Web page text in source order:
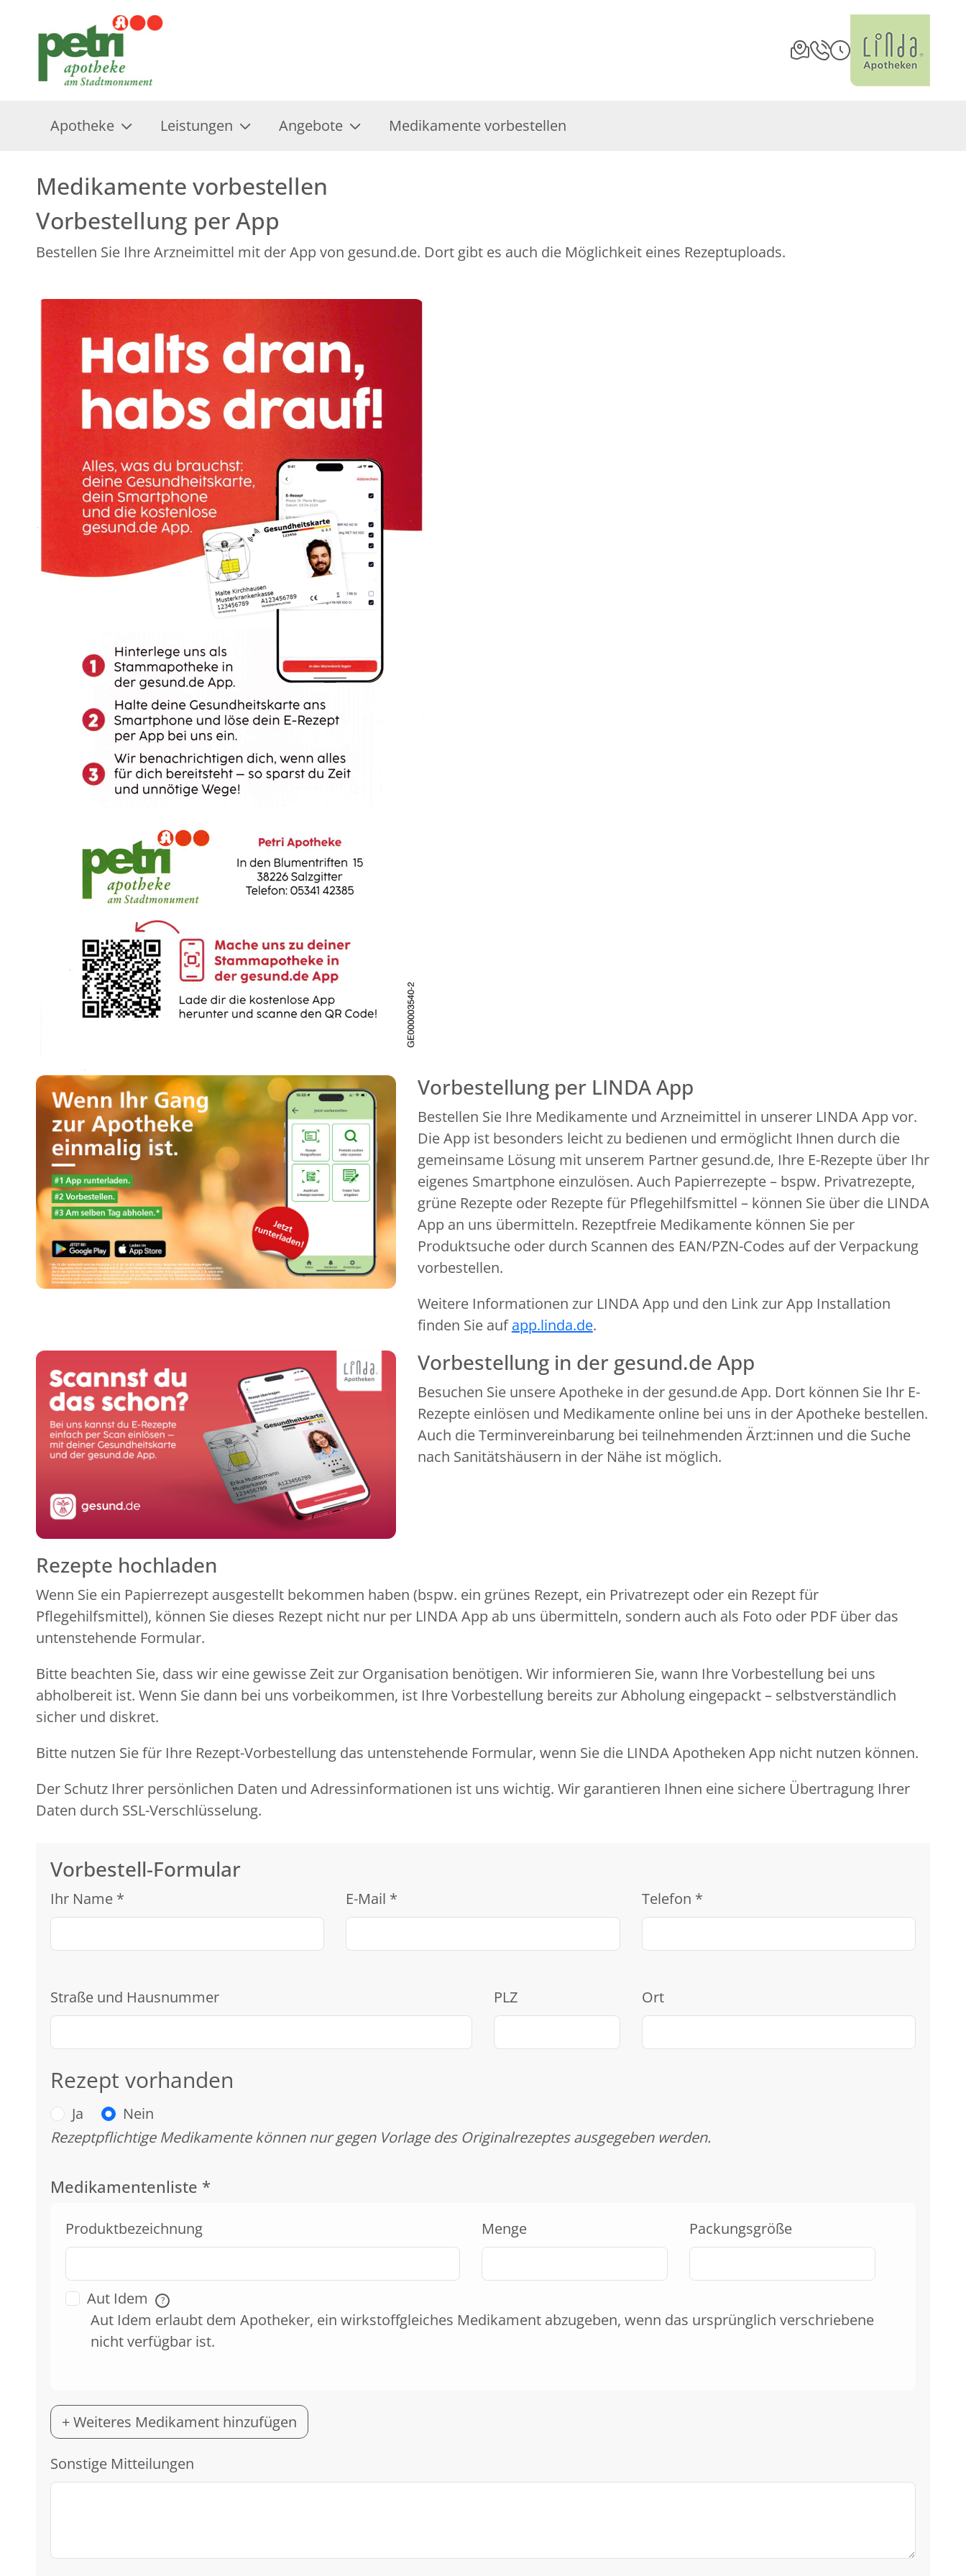
Apotheke Leistungen Angebote Medikamente vorbestellen
Medikamente vorbestellen
Vorbestellung per App
Bestellen Sie Ihre Arzneimittel mit der App von gesund.de. Dort gibt es auch die Möglichkeit eines Rezeptuploads.
Vorbestellung per LINDA App
Bestellen Sie Ihre Medikamente und Arzneimittel in unserer LINDA App vor.
Die App ist besonders leicht zu bedienen und ermöglicht Ihnen durch die
gemeinsame Lösung mit unserem Partner gesund.de, Ihre E-Rezepte über Ihr
eigenes Smartphone einzulösen. Auch Papierrezepte – bspw. Privatrezepte,
grüne Rezepte oder Rezepte für Pflegehilfsmittel – können Sie über die LINDA
App an uns übermitteln. Rezeptfreie Medikamente können Sie per
Produktsuche oder durch Scannen des EAN/PZN-Codes auf der Verpackung
vorbestellen.
Weitere Informationen zur LINDA App und den Link zur App Installation
finden Sie aufapp.linda.de.
Vorbestellung in der gesund.de App
Besuchen Sie unsere Apotheke in der gesund.de App. Dort können Sie Ihr E-
Rezepte einlösen und Medikamente online bei uns in der Apotheke bestellen.
Auch die Terminvereinbarung bei teilnehmenden Ärzt:innen und die Suche
nach Sanitätshäusern in der Nähe ist möglich.
Rezepte hochladen
Wenn Sie ein Papierrezept ausgestellt bekommen haben (bspw. ein grünes Rezept, ein Privatrezept oder ein Rezept für
Pflegehilfsmittel), können Sie dieses Rezept nicht nur per LINDA App ab uns übermitteln, sondern auch als Foto oder PDF über das
untenstehende Formular.
Bitte beachten Sie, dass wir eine gewisse Zeit zur Organisation benötigen. Wir informieren Sie, wann Ihre Vorbestellung bei uns
abholbereit ist. Wenn Sie dann bei uns vorbeikommen, ist Ihre Vorbestellung bereits zur Abholung eingepackt – selbstverständlich
sicher und diskret.
Bitte nutzen Sie für Ihre Rezept-Vorbestellung das untenstehende Formular, wenn Sie die LINDA Apotheken App nicht nutzen können.
Der Schutz Ihrer persönlichen Daten und Adressinformationen ist uns wichtig. Wir garantieren Ihnen eine sichere Übertragung Ihrer
Daten durch SSL-Verschlüsselung.
Vorbestell-Formular
Ihr Name * E-Mail * Telefon *
Straße und Hausnummer PLZ Ort
Rezept vorhanden
Ja
Nein
Rezeptpflichtige Medikamente können nur gegen Vorlage des Originalrezeptes ausgegeben werden.
Medikamentenliste *
Produktbezeichnung Menge Packungsgröße
Aut Idem ?
Aut Idem erlaubt dem Apotheker, ein wirkstoffgleiches Medikament abzugeben, wenn das ursprünglich verschriebene
nicht verfügbar ist.
+ Weiteres Medikament hinzufügen
Sonstige Mitteilungen